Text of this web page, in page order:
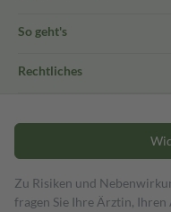
So geht's
Rechtliches
Zu Risiken und
fragen Sie Ihre Ärztin,